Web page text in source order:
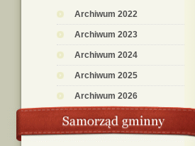
Archiwum 2022
Archiwum 2023
Archiwum 2024
Archiwum 2025
Archiwum 2026